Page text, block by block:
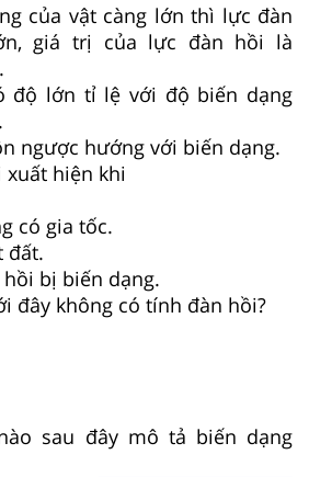
của vật càng lớn thì lực đàn
giá trị của lực đàn hồi là
độ lớn tỉ lệ với độ biến dạng
ngược hướng với biến dạng.
xuất hiện khi
có gia tốc.
đất.
bị biến dạng.
đây không có tính đàn hồi?
sau đây mô tả biến dạng